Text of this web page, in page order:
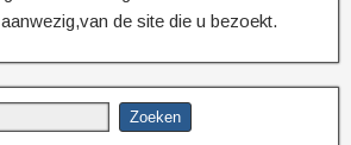
de site die u bezoekt.